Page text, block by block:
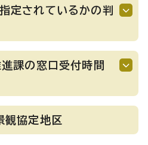
定されているかの判
進課の窓口受付時間
観協定地区